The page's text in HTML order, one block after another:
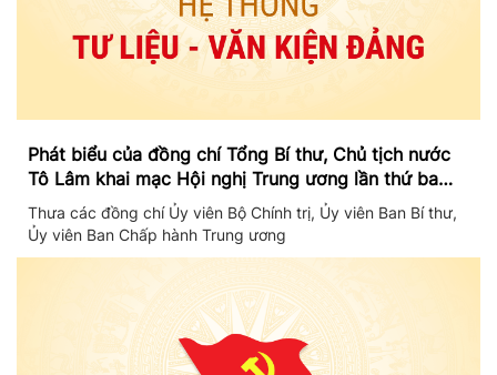
Phát biểu của đồng chí Tổng Bí thư, Chủ tịch nước
Tô Lâm khai mạc Hội nghị Trung ương lần thứ ba
khóa XIV
Thưa các đồng chí Ủy viên Bộ Chính trị, Ủy viên Ban Bí thư,
Ủy viên Ban Chấp hành Trung ương